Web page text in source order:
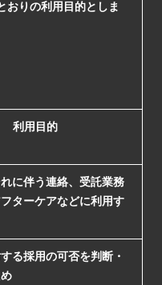
おりの利用目的としま
利用目的
に伴う連絡、受託業務
ターケアなどに利用す
る採用の可否を判断・